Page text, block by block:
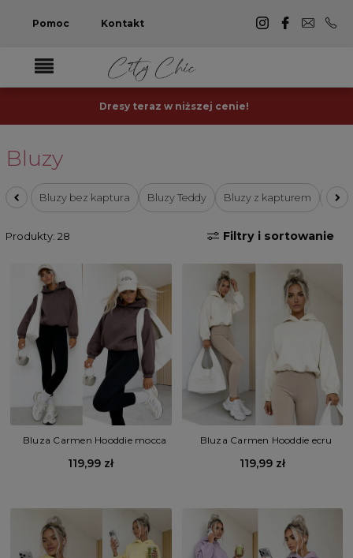
Pomoc Kontakt
Dresy teraz w niższej cenie!
Bluzy
Bluzy bez kaptura Bluzy Teddy Bluzy z kapturem
Produkty: 28 Filtry i sortowanie
Bluza Carmen Hooddie mocca
119,99 zł
Bluza Carmen Hooddie ecru
119,99 zł